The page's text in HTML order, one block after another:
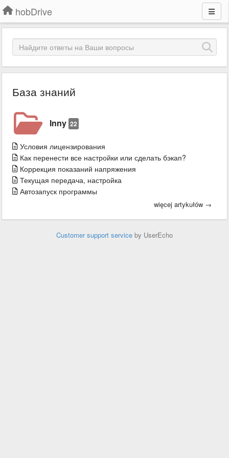
hobDrive
База знаний
Inny 22
Условия лицензирования
Как перенести все настройки или сделать бэкап?
Коррекция показаний напряжения
Текущая передача, настройка
Автозапуск программы
więcej artykułów →
Customer support service by UserEcho